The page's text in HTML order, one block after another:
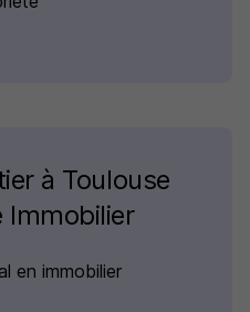
à Toulouse
Immobilier
en immobilier